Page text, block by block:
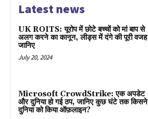
Latest news
UK ROITS: यूरोप में छोटे बच्चों को मां बाप से
अलग करने का कानून, लीड्स में दंगे की पूरी वजह
जानिए
July 20, 2024
Microsoft CrowdStrike: एक अपडेट
और दुनिया हो गई ठप, जानिए कुछ घंटे तक किसने
दुनिया को किया ऑफ़लाइन?